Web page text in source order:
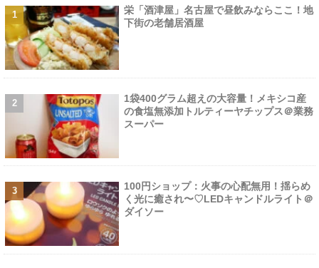
栄「酒津屋」名古屋で昼飲みならここ！地
下街の老舗居酒屋
1袋400グラム超えの大容量！メキシコ産
の食塩無添加トルティーヤチップス＠業務
スーパー
100円ショップ：火事の心配無用！揺らめ
く光に癒され〜♡LEDキャンドルライト＠
ダイソー